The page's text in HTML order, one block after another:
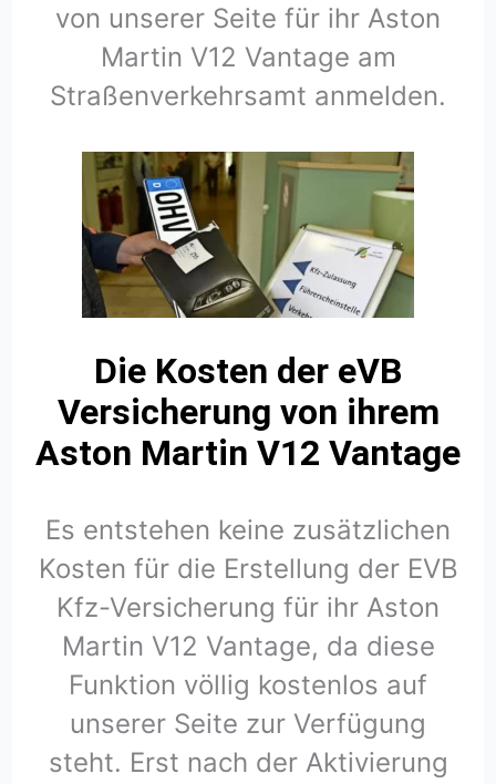
von unserer Seite für ihr Aston
Martin V12 Vantage am
Straßenverkehrsamt anmelden.
Die Kosten der eVB
Versicherung von ihrem
Aston Martin V12 Vantage
Es entstehen keine zusätzlichen
Kosten für die Erstellung der EVB
Kfz-Versicherung für ihr Aston
Martin V12 Vantage, da diese
Funktion völlig kostenlos auf
unserer Seite zur Verfügung
steht. Erst nach der Aktivierung